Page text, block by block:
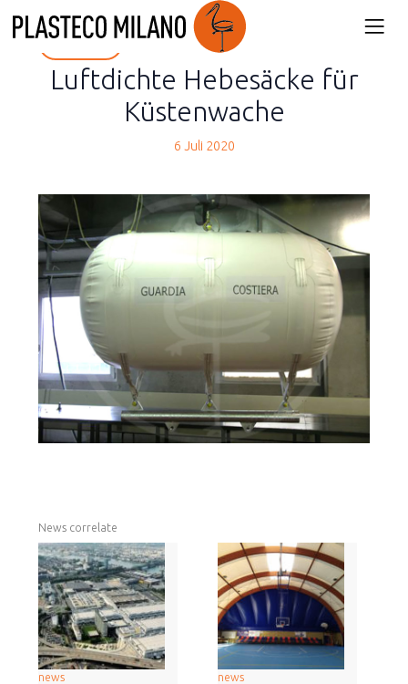
back
Luftdichte Hebesäcke für
Küstenwache
6 Juli 2020
News correlate
news news